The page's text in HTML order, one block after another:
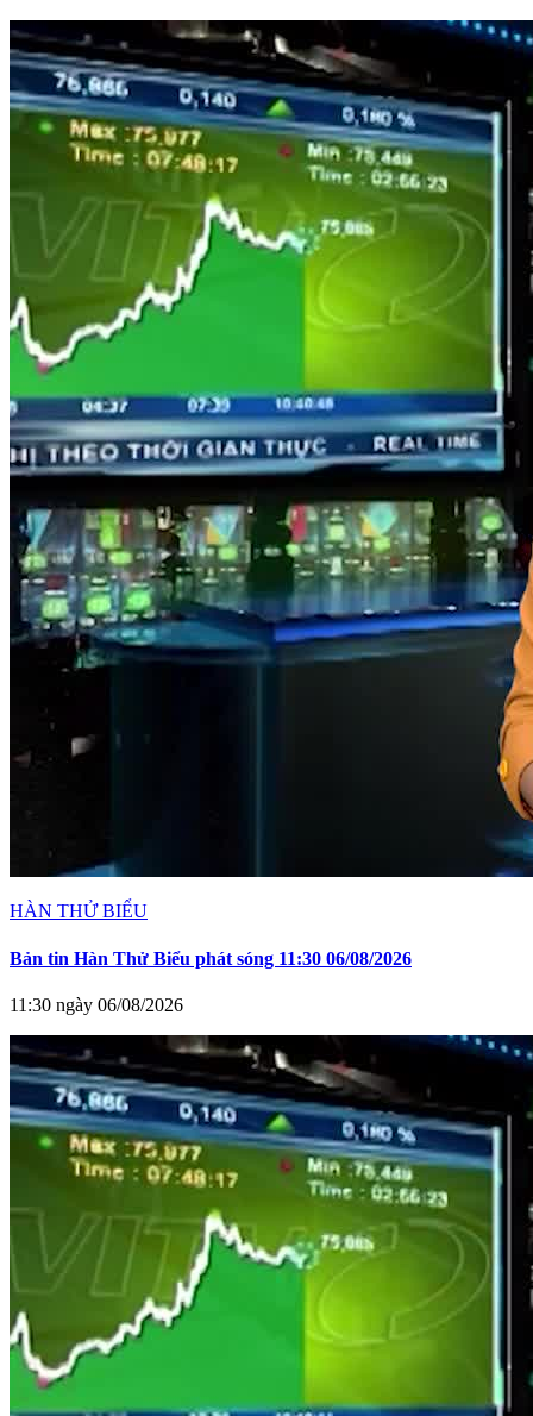
HÀN THỬ BIỂU
Bản tin Hàn Thử Biểu phát sóng 11:30 06/08/2026
11:30 ngày 06/08/2026